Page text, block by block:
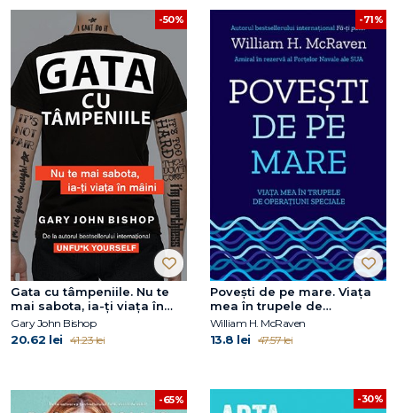
-50%
Gata cu tâmpeniile. Nu te
mai sabota, ia-ți viața în
mâini
Gary John Bishop
20.62 lei 41.23 lei
-71%
Povești de pe mare. Viața
mea în trupele de
operațiuni speciale
William H. McRaven
13.8 lei 47.57 lei
-65% -30%